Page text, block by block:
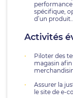
spécifique,
d’un
Activités
Piloter des
magasin
Assurer la
le site de e-